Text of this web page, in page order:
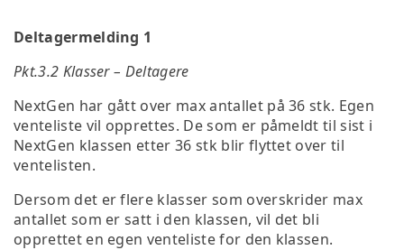
Deltagermelding 1
Pkt.3.2 Klasser – Deltagere
NextGen har gått over max antallet på 36 stk. Egen
venteliste vil opprettes. De som er påmeldt til sist i
NextGen klassen etter 36 stk blir flyttet over til
ventelisten.
Dersom det er flere klasser som overskrider max
antallet som er satt i den klassen, vil det bli
opprettet en egen venteliste for den klassen.